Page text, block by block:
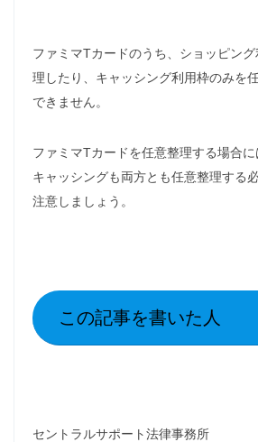
ファミマTカードのうち、ショッピン
理したり、キャッシング利用枠のみを
できません。
ファミマTカードを任意整理する場合
キャッシングも両方とも任意整理する
注意しましょう。
この記事を書いた人
セントラルサポート法律事務所